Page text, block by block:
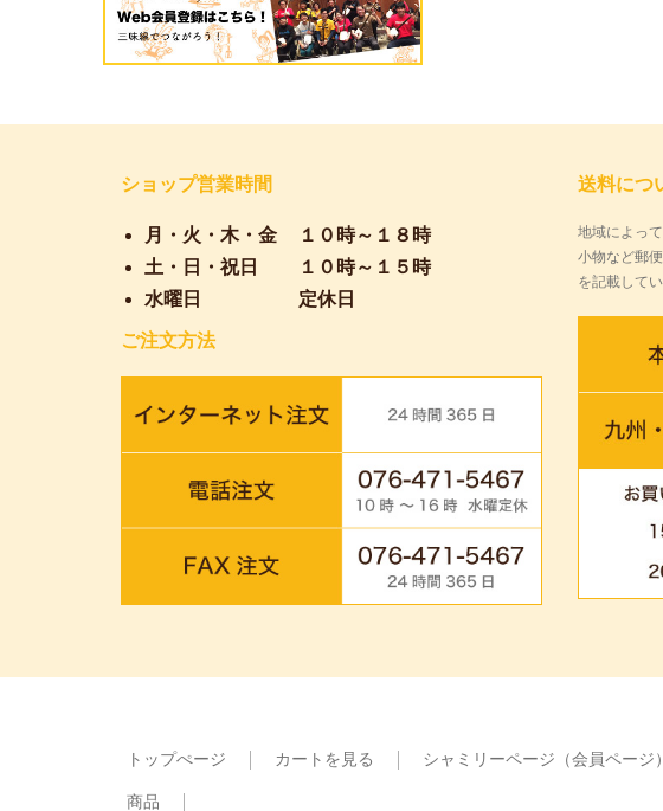
ショップ営業時間
月・火・木・金
１０時～１８時
土・日・祝日
１０時～１５時
水曜日
定休日
ご注文方法
送料につ
地域によっ
小物など郵
を記載してい
トップぺージ カートを見る シャミリーページ（会員ページ）
商品